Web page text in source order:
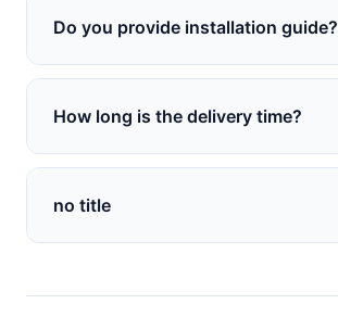
Do you provide installation guide?
Yes, video + manual
How long is the delivery time?
7-30 days depending on model
no title